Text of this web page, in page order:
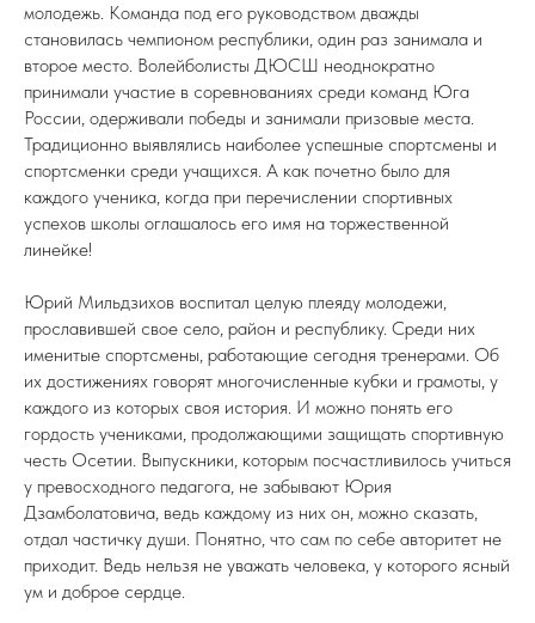
молодежь. Команда под его руководством дважды
становилась чемпионом республики, один раз занимала и
второе место. Волейболисты ДЮСШ неоднократно
принимали участие в соревнованиях среди команд Юга
России, одерживали победы и занимали призовые места.
Традиционно выявлялись наиболее успешные спортсмены и
спортсменки среди учащихся. А как почетно было для
каждого ученика, когда при перечислении спортивных
успехов школы оглашалось его имя на торжественной
линейке!
Юрий Мильдзихов воспитал целую плеяду молодежи,
прославившей свое село, район и республику. Среди них
именитые спортсмены, работающие сегодня тренерами. Об
их достижениях говорят многочисленные кубки и грамоты, у
каждого из которых своя история. И можно понять его
гордость учениками, продолжающими защищать спортивную
честь Осетии. Выпускники, которым посчастливилось учиться
у превосходного педагога, не забывают Юрия
Дзамболатовича, ведь каждому из них он, можно сказать,
отдал частичку души. Понятно, что сам по себе авторитет не
приходит. Ведь нельзя не уважать человека, у которого ясный
ум и доброе сердце.